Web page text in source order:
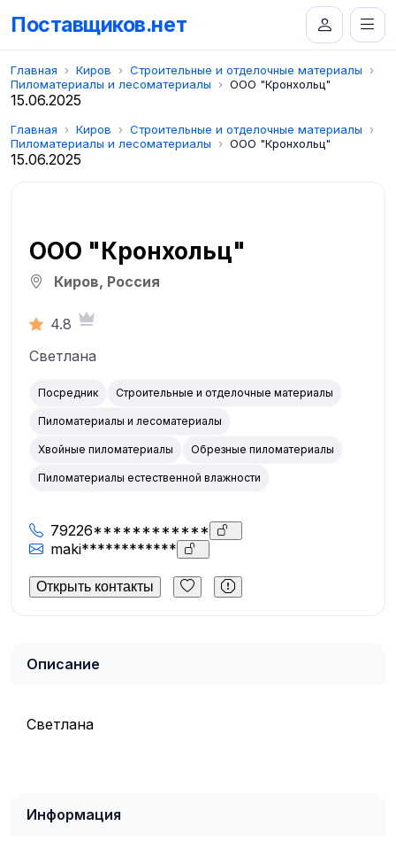
Поставщиков.нет
Главная Киров
Строительные и отделочные материалы
Пиломатериалы и лесоматериалы
ООО "Кронхольц"
15.06.2025
Главная Киров
Строительные и отделочные материалы
Пиломатериалы и лесоматериалы
ООО "Кронхольц"
15.06.2025
ООО "Кронхольц"
Киров, Россия
4.8
Светлана
Посредник Строительные и отделочные материалы
Пиломатериалы и лесоматериалы
Хвойные пиломатериалы Обрезные пиломатериалы
Пиломатериалы естественной влажности
79226************
maki************
Открыть контакты
Описание
Светлана
Информация